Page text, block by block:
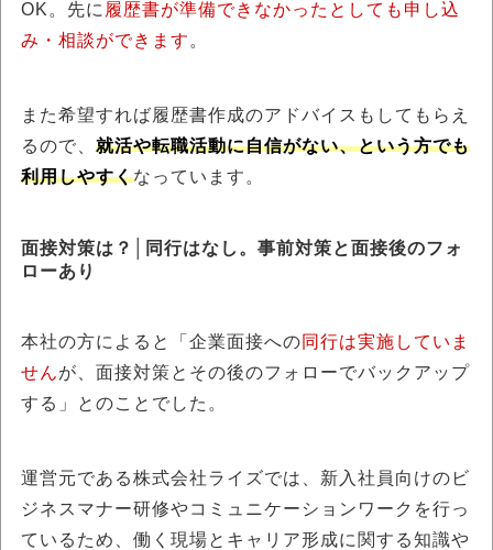
OK。先に 履歴書が準備できなかったとしても申し込
み・相談ができます 。
また希望すれば履歴書作成のアドバイスもしてもらえ
るので、 就活や転職活動に自信がない、という方でも
利用しやすくなっています。
面接対策は？│同行はなし。事前対策と面接後のフォ
ローあり
本社の方によると「企業面接への同行は実施していま
せんが、面接対策とその後のフォローでバックアップ
する」とのことでした。
運営元である株式会社ライズでは、新入社員向けのビ
ジネスマナー研修やコミュニケーションワークを行っ
ているため、働く現場とキャリア形成に関する知識や